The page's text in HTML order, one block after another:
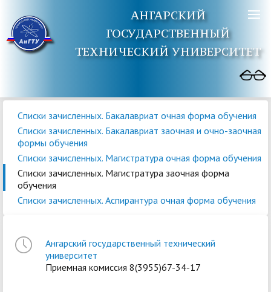
АНГАРСКИЙ
ГОСУДАРСТВЕННЫЙ
ТЕХНИЧЕСКИЙ УНИВЕРСИТЕТ
Списки зачисленных. Бакалавриат очная форма обучения
Списки зачисленных. Бакалавриат заочная и очно-заочная
формы обучения
Списки зачисленных. Магистратура очная форма обучения
Списки зачисленных. Магистратура заочная форма
обучения
Списки зачисленных. Аспирантура очная форма обучения
Ангарский государственный технический
университет
Приемная комиссия 8(3955)67-34-17